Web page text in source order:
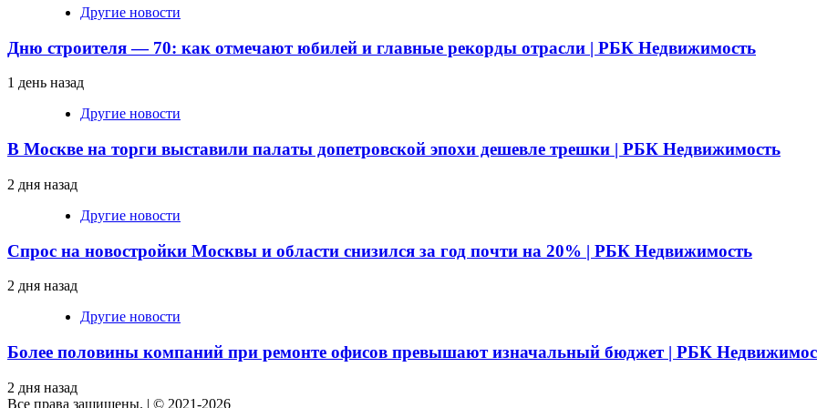
Другие новости
Дню строителя — 70: как отмечают юбилей и главные рекорды отрасли | РБК Недвижимость
1 день назад
Другие новости
В Москве на торги выставили палаты допетровской эпохи дешевле трешки | РБК Недвижимость
2 дня назад
Другие новости
Спрос на новостройки Москвы и области снизился за год почти на 20% | РБК Недвижимость
2 дня назад
Другие новости
Более половины компаний при ремонте офисов превышают изначальный бюджет | РБК
2 дня назад
Все права защищены. | © 2021-2026